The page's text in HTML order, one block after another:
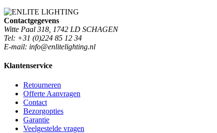
Contactgegevens
Witte Paal 318, 1742 LD SCHAGEN
Tel: +31 (0)224 85 12 34
E-mail: info@enlitelighting.nl
Klantenservice
Retourneren
Offerte Aanvragen
Contact
Bezorgopties
Garantie
Veelgestelde vragen